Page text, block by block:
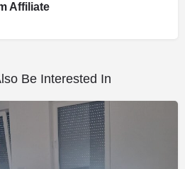
Affiliate
Be Interested In